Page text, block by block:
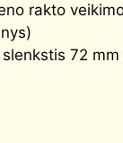
rakto
72